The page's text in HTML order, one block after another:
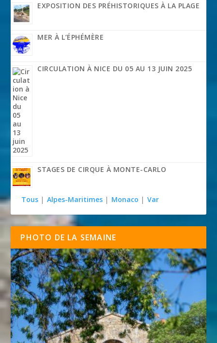
EXPOSITION DES PRÉHISTORIQUES À LA PLAGE
MER À L’ÉPHÉMÈRE
CIRCULATION À NICE DU 05 AU 13 JUIN 2025
STAGES DE CIRQUE À MONTE-CARLO
Tous | Alpes-Maritimes | Monaco | Var
PHOTO DE LA SEMAINE